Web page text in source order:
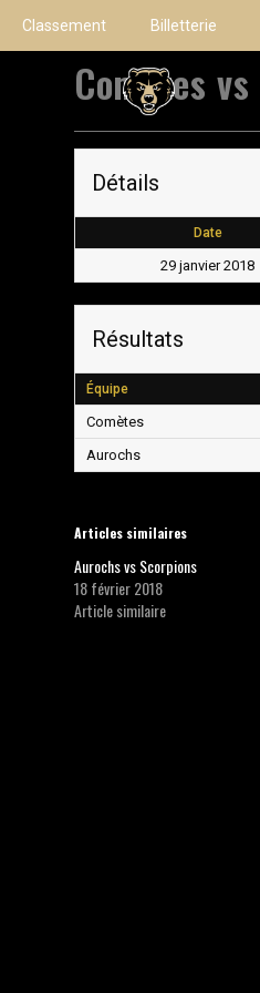
Classement Billetterie
Comètes
Détails
Date
29 janvier 2018
Résultats
Équipe
Comètes
Aurochs
Articles similaires
Aurochs vs Scorpions
18 février 2018
Article similaire